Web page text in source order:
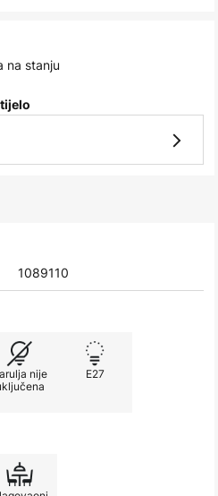
na stanju
1089110
nije
E27